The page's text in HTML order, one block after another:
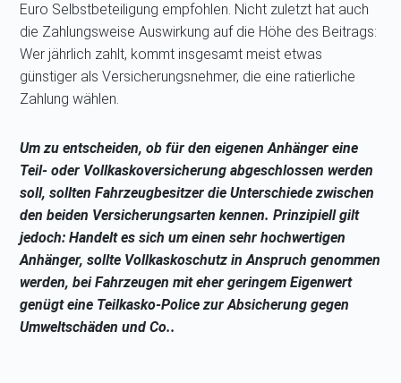
Euro Selbstbeteiligung empfohlen. Nicht zuletzt hat auch
die Zahlungsweise Auswirkung auf die Höhe des Beitrags:
Wer jährlich zahlt, kommt insgesamt meist etwas
günstiger als Versicherungsnehmer, die eine ratierliche
Zahlung wählen.
Um zu entscheiden, ob für den eigenen Anhänger eine
Teil- oder Vollkaskoversicherung abgeschlossen werden
soll, sollten Fahrzeugbesitzer die Unterschiede zwischen
den beiden Versicherungsarten kennen. Prinzipiell gilt
jedoch: Handelt es sich um einen sehr hochwertigen
Anhänger, sollte Vollkaskoschutz in Anspruch genommen
werden, bei Fahrzeugen mit eher geringem Eigenwert
genügt eine Teilkasko-Police zur Absicherung gegen
Umweltschäden und Co..